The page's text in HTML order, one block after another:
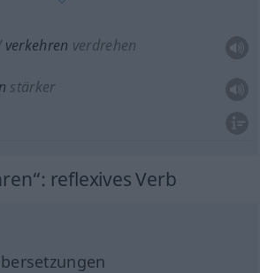
verkehren verdrehen
stärker
: reflexives Verb